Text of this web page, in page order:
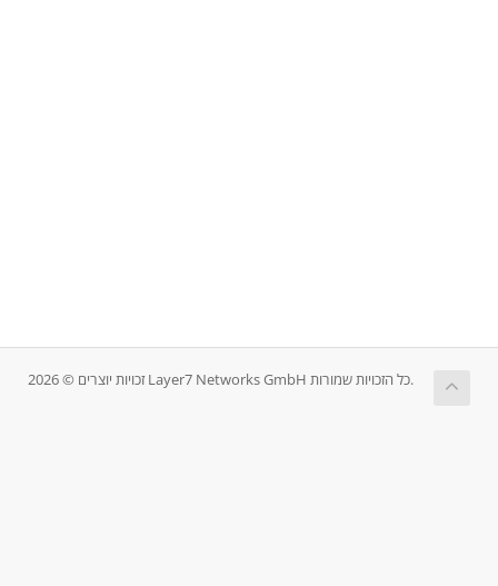
זכויות יוצרים © 2026 Layer7 Networks GmbH כל הזכויות שמורות.